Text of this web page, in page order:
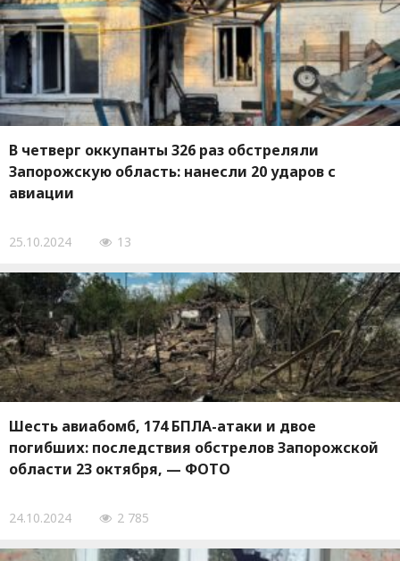
В четверг оккупанты 326 раз обстреляли
Запорожскую область: нанесли 20 ударов с
авиации
25.10.2024 13
Шесть авиабомб, 174 БПЛА-атаки и двое
погибших: последствия обстрелов Запорожской
области 23 октября, — ФОТО
24.10.2024 2 785